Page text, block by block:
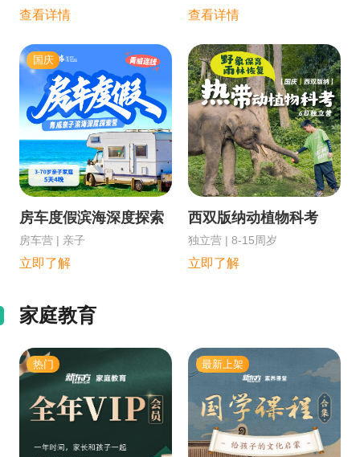
查看详情 查看详情
房车度假滨海深度探索
房车营 | 亲子
立即了解
国庆
西双版纳动植物科考
独立营 | 8-15周岁
立即了解
家庭教育
热门 最新上架